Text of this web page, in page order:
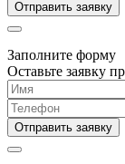
Заполните форму
Оставьте заявку